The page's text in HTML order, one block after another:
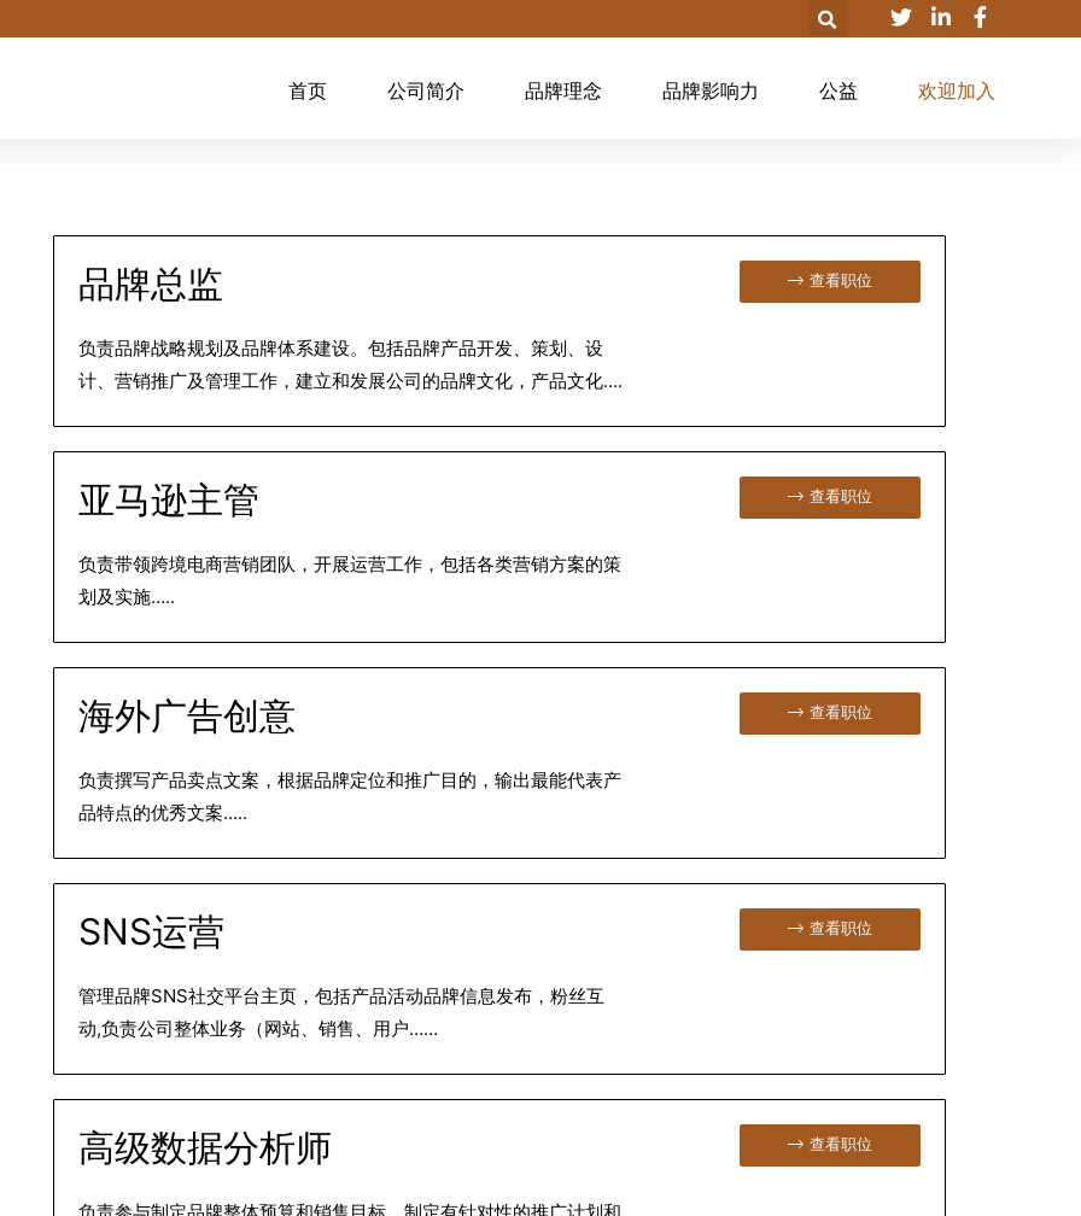
首页 公司简介 品牌理念 品牌影响力 公益 欢迎加入
品牌总监
负责品牌战略规划及品牌体系建设。包括品牌产品开发、策划、设
计、营销推广及管理工作，建立和发展公司的品牌文化，产品文化….
查看职位
亚马逊主管
负责带领跨境电商营销团队，开展运营工作，包括各类营销方案的策
划及实施…..
查看职位
海外广告创意
负责撰写产品卖点文案，根据品牌定位和推广目的，输出最能代表产
品特点的优秀文案…..
查看职位
SNS运营
管理品牌SNS社交平台主页，包括产品活动品牌信息发布，粉丝互
动,负责公司整体业务（网站、销售、用户……
查看职位
高级数据分析师 查看职位